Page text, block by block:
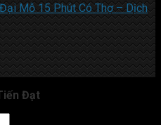
Mỗ 15 Phút Có Thợ – Dịch
Đạt